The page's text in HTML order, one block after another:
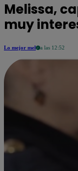
Melissa,
muy
Lo mejor mel a las 12:52